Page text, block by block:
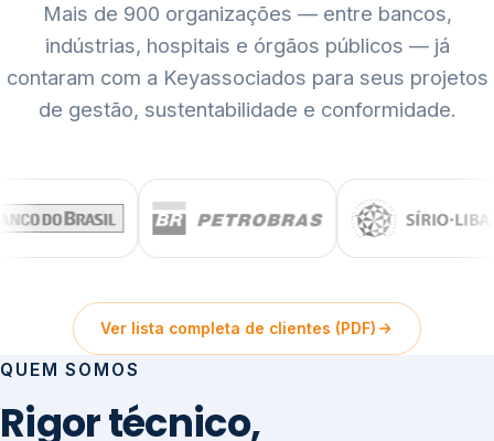
Mais de 900 organizações — entre bancos,
indústrias, hospitais e órgãos públicos — já
contaram com a Keyassociados para seus projetos
de gestão, sustentabilidade e conformidade.
Ver lista completa de clientes (PDF)
QUEM SOMOS
Rigor técnico,